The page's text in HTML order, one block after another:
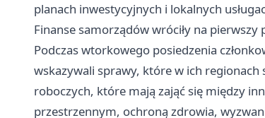
planach inwestycyjnych i lokalnych
Finanse samorządów wróciły na pierwszy
Podczas wtorkowego posiedzenia
wskazywali sprawy, które w ich regionach
roboczych, które mają zająć się między
przestrzennym, ochroną zdrowia,